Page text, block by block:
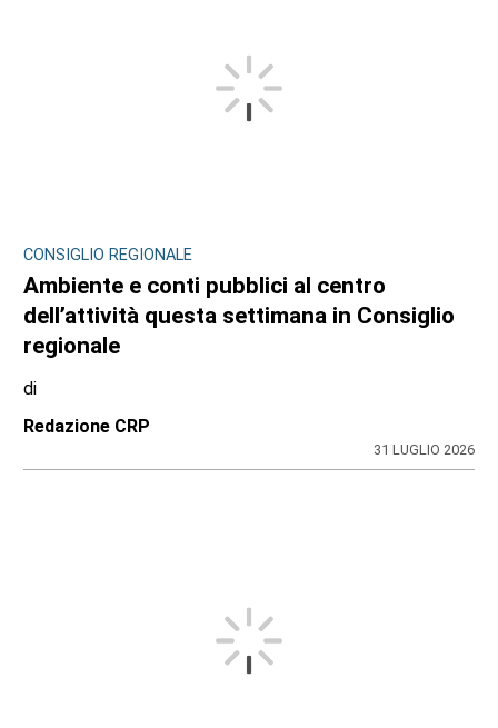
CONSIGLIO REGIONALE
Ambiente e conti pubblici al centro
dell’attività questa settimana in Consiglio
regionale
di
Redazione CRP
31 LUGLIO 2026